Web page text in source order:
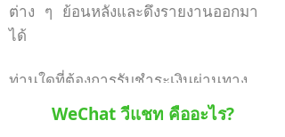
ต่าง ๆ ย้อนหลังและดึงรายงานออกมา
ได้
ท่านใดที่ต้องการรับชำระเงินผ่านทาง
WeChat สามารถติดต่อเข้ามาได้เลย
WeChat วีแชท คืออะไร?